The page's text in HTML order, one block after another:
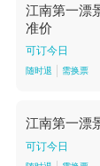
江南第一漂
准价
可订今日
随时退 需换票
江南第一漂
可订今日